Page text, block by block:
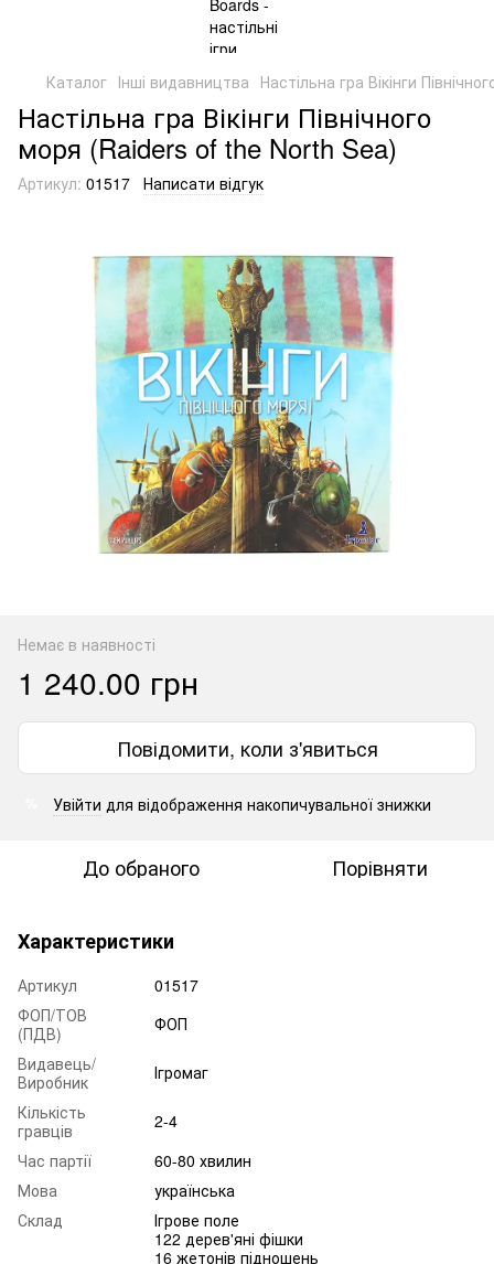
Каталог Інші видавництва Настільна гра Вікінги
Настільна гра Вікінги Північного
моря (Raiders of the North Sea)
Артикул: 01517 Написати відгук
Немає в наявності
1 240.00 грн
Повідомити, коли з'явиться
Увійти для відображення накопичувальної знижки
До обраного Порівняти
Характеристики
Артикул
01517
ФОП/ТОВ
(ПДВ)
ФОП
Видавець/
Виробник
Ігромаг
Кількість
гравців
2-4
Час партії
60-80 хвилин
Мова
українська
Склад
Ігрове поле
122 дерев'яні фішки
16 жетонів підношень